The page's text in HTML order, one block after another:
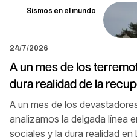
Sismos en el mundo
24/7/2026
A un mes de los
dura realidad de la
A un mes de los
analizamos la delgada línea
sociales y la dura realidad en